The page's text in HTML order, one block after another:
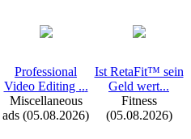
Professional
Video Editing ...
Miscellaneous
ads (05.08.2026)
Ist RetaFit™ sein
Geld wert...
Fitness
(05.08.2026)